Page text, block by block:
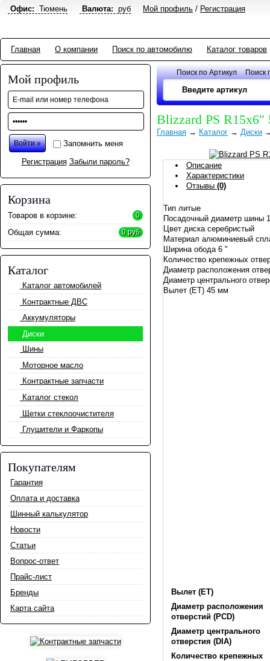
Офис: Тюмень Валюта: руб Мой профиль / Регистрация
Главная О компании Поиск по автомобилю Каталог товаров
Мой профиль
Запомнить меня
Регистрация Забыли пароль?
Корзина
Товаров в корзине: 0
Общая сумма: 0 руб
Каталог
Каталог автомобилей
Контрактные ДВС
Аккумуляторы
Диски
Шины
Моторное масло
Контрактные запчасти
Каталог стекол
Щетки стеклоочистителя
Глушители и Фаркопы
Покупателям
Гарантия
Оплата и доставка
Шинный калькулятор
Новости
Статьи
Вопрос-ответ
Прайс-лист
Бренды
Карта сайта
Поиск по Артикул Поиск
Blizzard PS
Главная → Каталог → Диски
Описание
Характеристики
Отзывы (0)
Тип литые
Посадочный диаметр шины
Цвет диска серебристый
Материал алюминиевый
Ширина обода 6 "
Количество крепежных
Диаметр расположения
Диаметр центрального
Вылет (ET) 45 мм
Вылет (ET)
Диаметр расположения
отверстий (PCD)
Диаметр центрального
отверстия (DIA)
Количество крепежных